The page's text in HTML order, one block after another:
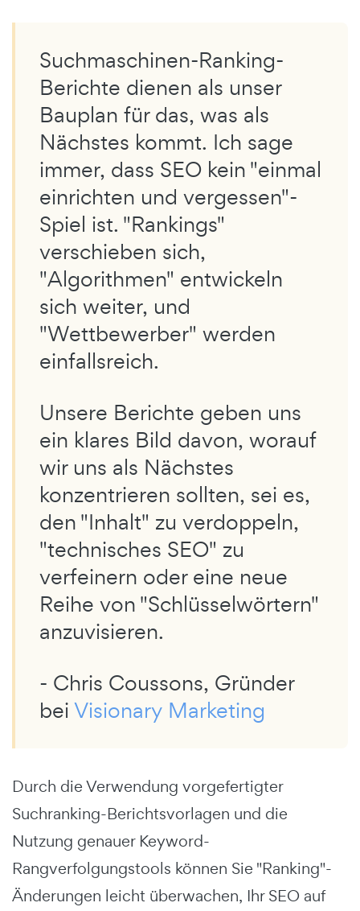
Suchmaschinen-Ranking-
Berichte dienen als unser
Bauplan für das, was als
Nächstes kommt. Ich sage
immer, dass SEO kein "einmal
einrichten und vergessen"-
Spiel ist. "Rankings"
verschieben sich,
"Algorithmen" entwickeln
sich weiter, und
"Wettbewerber" werden
einfallsreich.
Unsere Berichte geben uns
ein klares Bild davon, worauf
wir uns als Nächstes
konzentrieren sollten, sei es,
den "Inhalt" zu verdoppeln,
"technisches SEO" zu
verfeinern oder eine neue
Reihe von "Schlüsselwörtern"
anzuvisieren.
- Chris Coussons, Gründer
bei Visionary Marketing
Durch die Verwendung vorgefertigter
Suchranking-Berichtsvorlagen und die
Nutzung genauer Keyword-
Rangverfolgungstools können Sie "Ranking"-
Änderungen leicht überwachen, Ihr SEO auf